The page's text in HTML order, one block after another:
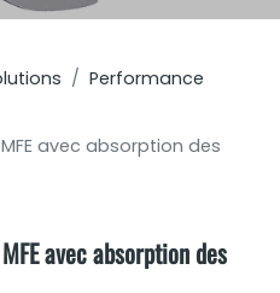
Performance
avec absorption des
avec absorption des